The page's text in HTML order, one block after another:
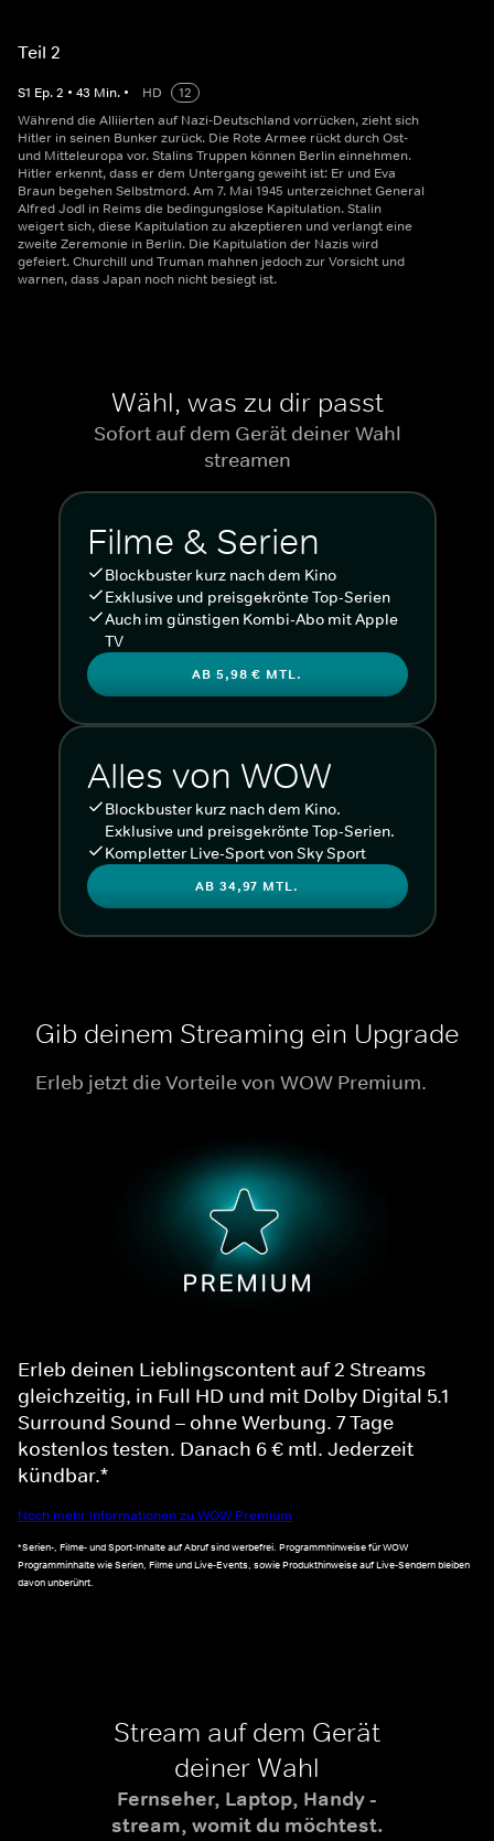
Teil 2
S1 Ep.2 • 43 Min. • HD
12
Während die Alliierten auf Nazi-Deutschland vorrücken, zieht sich
Hitler in seinen Bunker zurück. Die Rote Armee rückt durch Ost-
und Mitteleuropa vor. Stalins Truppen können Berlin einnehmen.
Hitler erkennt, dass er dem Untergang geweiht ist: Er und Eva
Braun begehen Selbstmord. Am 7. Mai 1945 unterzeichnet General
Alfred Jodl in Reims die bedingungslose Kapitulation. Stalin
weigert sich, diese Kapitulation zu akzeptieren und verlangt eine
zweite Zeremonie in Berlin. Die Kapitulation der Nazis wird
gefeiert. Churchill und Truman mahnen jedoch zur Vorsicht und
warnen, dass Japan noch nicht besiegt ist.
Wähl, was zu dir passt
Sofort auf dem Gerät deiner Wahl
streamen
Filme & Serien
Blockbuster kurz nach dem Kino
Exklusive und preisgekrönte Top-Serien
Auch im günstigen Kombi-Abo mit Apple
TV
AB 5,98 € MTL.
Alles von WOW
Blockbuster kurz nach dem Kino.
Exklusive und preisgekrönte Top-Serien.
Kompletter Live-Sport von Sky Sport
AB 34,97 MTL.
Gib deinem Streaming ein Upgrade
Erleb jetzt die Vorteile von WOW Premium.
Erleb deinen Lieblingscontent auf 2 Streams
gleichzeitig, in Full HD und mit Dolby Digital 5.1
Surround Sound – ohne Werbung. 7 Tage
kostenlos testen. Danach 6 € mtl. Jederzeit
kündbar.*
Noch mehr Informationen zu WOW Premium
*Serien-, Filme- und Sport-Inhalte auf Abruf sind werbefrei. Programmhinweise für WOW
Programminhalte wie Serien, Filme und Live-Events, sowie Produkthinweise auf Live-Sendern bleiben
davon unberührt.
Stream auf dem Gerät
deiner Wahl
Fernseher, Laptop, Handy -
stream, womit du möchtest.